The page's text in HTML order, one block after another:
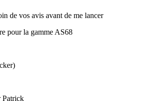
de vos avis avant de me lancer
pour la gamme AS68
Patrick